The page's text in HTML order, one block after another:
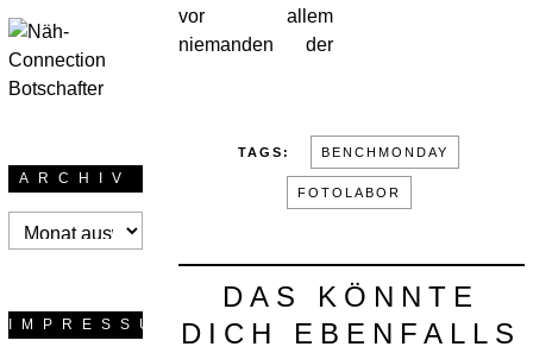
vor allem
niemanden der
TAGS: BENCHMONDAY
FOTOLABOR
DAS KÖNNTE
DICH EBENFALLS
ARCHIV
Archiv
IMPRESSUM